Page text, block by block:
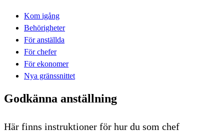
Kom igång
Behörigheter
För anställda
För chefer
För ekonomer
Nya gränssnittet
Godkänna anställning
Här finns instruktioner för hur du som chef